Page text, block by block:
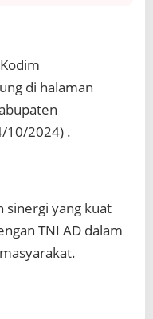
di halaman
10/2024) .
sinergi yang kuat
TNI AD dalam